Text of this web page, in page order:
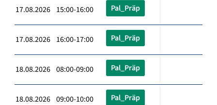
17.08.2026 15:00-16:00 Pal_Präp
17.08.2026 16:00-17:00 Pal_Präp
18.08.2026 08:00-09:00 Pal_Präp
18.08.2026 09:00-10:00 Pal_Präp